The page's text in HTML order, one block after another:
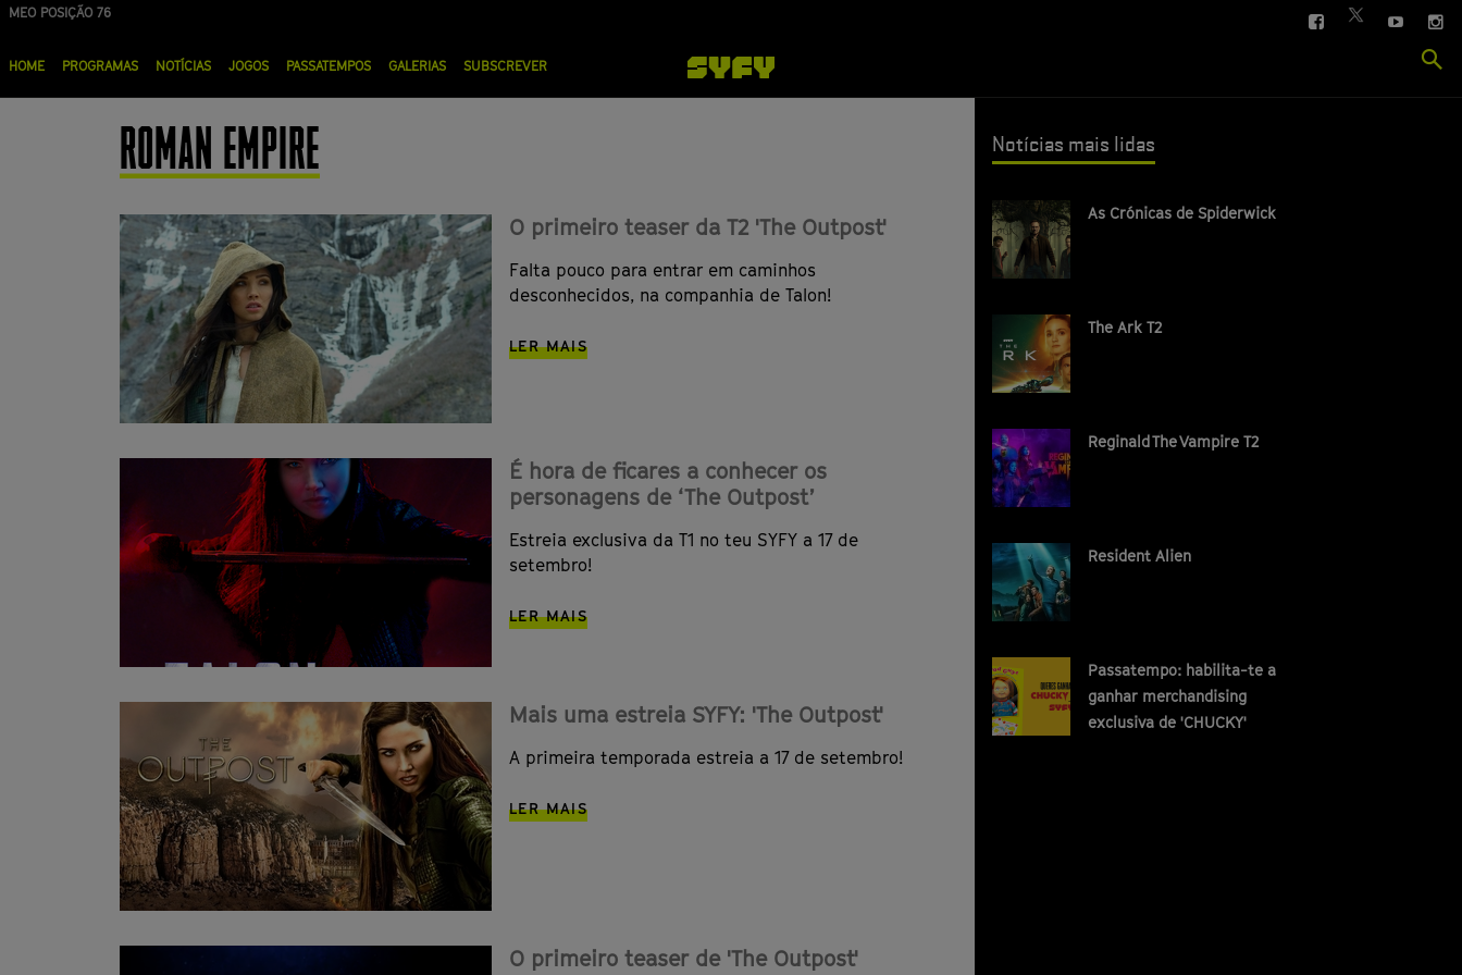
Passar
MEO POSIÇÃO 76 FACEBOOK
TWITTER
YOUTUBE
principal
HOME PROGRAMAS NOTÍCIAS JOGOS PASSATEMPOS GALERIAS SUBSCREVER
ROMAN EMPIRE
O primeiro teaser da T2 'The Outpost'
Falta pouco para entrar em caminhos
desconhecidos, na companhia de Talon!
LER MAIS
É hora de ficares a conhecer os
personagens de ‘The Outpost’
Estreia exclusiva da T1 no teu SYFY a 17 de
setembro!
LER MAIS
Mais uma estreia SYFY: 'The Outpost'
A primeira temporada estreia a 17 de setembro!
LER MAIS
O primeiro teaser de 'The Outpost'
Notícias mais lidas
As Crónicas de Spiderwick
The Ark T2
Reginald The Vampire T2
Resident Alien
Passatempo: habilita-te a
ganhar merchandising
exclusiva de 'CHUCKY'